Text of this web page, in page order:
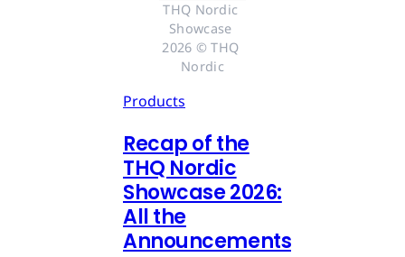
THQ Nordic
Showcase
2026 © THQ
Nordic
Products
Recap of the
THQ Nordic
Showcase 2026:
All the
Announcements